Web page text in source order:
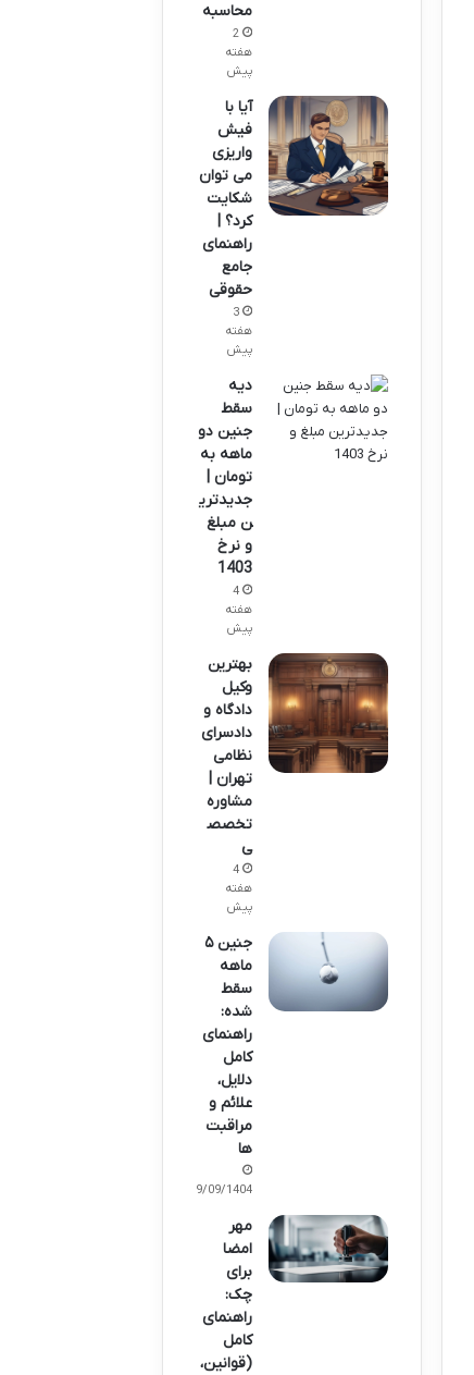
محاسبه
2
هفته
پیش
آیا با
فیش
واریزی
می توان
شکایت
کرد؟ |
راهنمای
جامع
حقوقی
3
هفته
پیش
دیه
سقط
جنین دو
ماهه به
تومان |
جدیدتری
ن مبلغ
و نرخ
1403
4
هفته
پیش
بهترین
وکیل
دادگاه و
دادسرای
نظامی
تهران |
مشاوره
تخصص
ی
4
هفته
پیش
جنین ۵
ماهه
سقط
شده:
راهنمای
کامل
دلایل،
علائم و
مراقبت‌
ها
29/09/1404
مهر
امضا
برای
چک:
راهنمای
کامل
(قوانین،